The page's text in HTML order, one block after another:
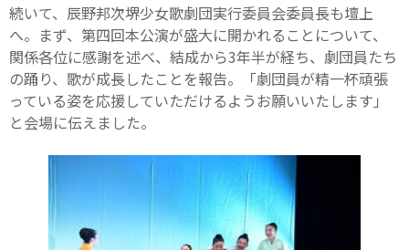
続いて、辰野邦次堺少女歌劇団実行委員会委員長も壇上
へ。まず、第四回本公演が盛大に開かれることについて、
関係各位に感謝を述べ、結成から3年半が経ち、劇団員たち
の踊り、歌が成長したことを報告。「劇団員が精一杯頑張
っている姿を応援していただけるようお願いいたします」
と会場に伝えました。